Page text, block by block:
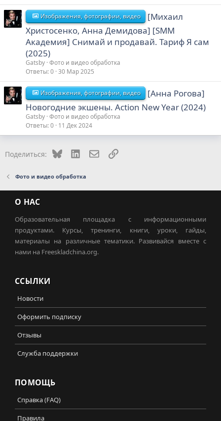
Изображения, фотографии, видео
[Михаил
Христосенко, Анна Демидова] [SMM
Академия] Снимай и продавай. Тариф Я сам
(2025)
Gatsby Фото и видео обработка
Ответы 0 30 Мар 2025
Изображения, фотографии, видео
[Анна Рогова]
Новогодние экшены. Action New Year (2024)
Gatsby Фото и видео обработка
Ответы 0 11 Дек 2024
Поделиться: Bluesky LinkedInЭлектронная почта
Ссылка
Фото и видео обработка
О НАС
Образовательная площадка с информационными
продуктами. Курсы, тренинги, книги, уроки, гайды,
материалы на различные тематики. Развивайся вместе с
нами на Freeskladchina.org.
ССЫЛКИ
Новости
Оформить подписку
Отзывы
Служба поддержки
ПОМОЩЬ
Справка (FAQ)
Правила